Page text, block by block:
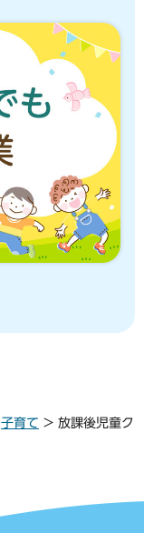
子育て > 放課後児童ク